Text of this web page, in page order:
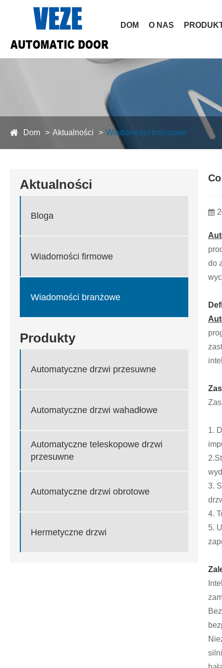
DOM O NAS
Dom Aktualności Wiadomości branżowe
Aktualności
Bloga
Wiadomości firmowe
Wiadomości branżowe
Produkty
Automatyczne drzwi przesuwne
Automatyczne drzwi wahadłowe
Automatyczne teleskopowe drzwi
przesuwne
Automatyczne drzwi obrotowe
Hermetyczne drzwi
do
1.
3.
4.
5.